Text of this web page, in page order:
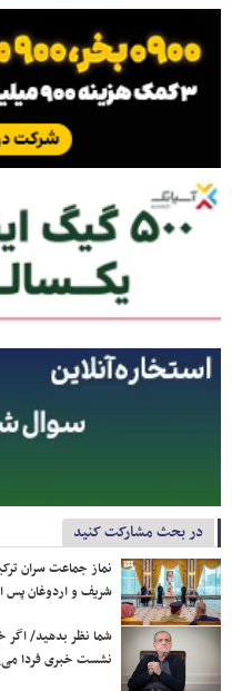
در بحث مشارکت کنید
نماز جماعت سران
شریف و اردوغان پس
شما نظر بدهید/ اگر
نشست خبری فردا